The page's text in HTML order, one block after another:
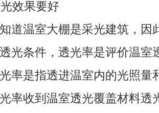
效果要好
道温室大棚是采光建筑，因
光条件，透光率是评价温室
率是指透进温室内的光照量
率收到温室透光覆盖材料透